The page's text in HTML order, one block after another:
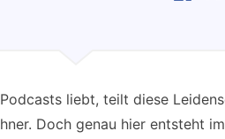
liebt, teilt diese
Doch genau hier entsteht